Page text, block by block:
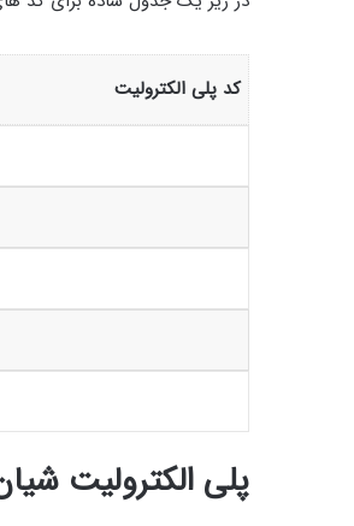
کد پلی الکترولیت
پلی الکترولیت